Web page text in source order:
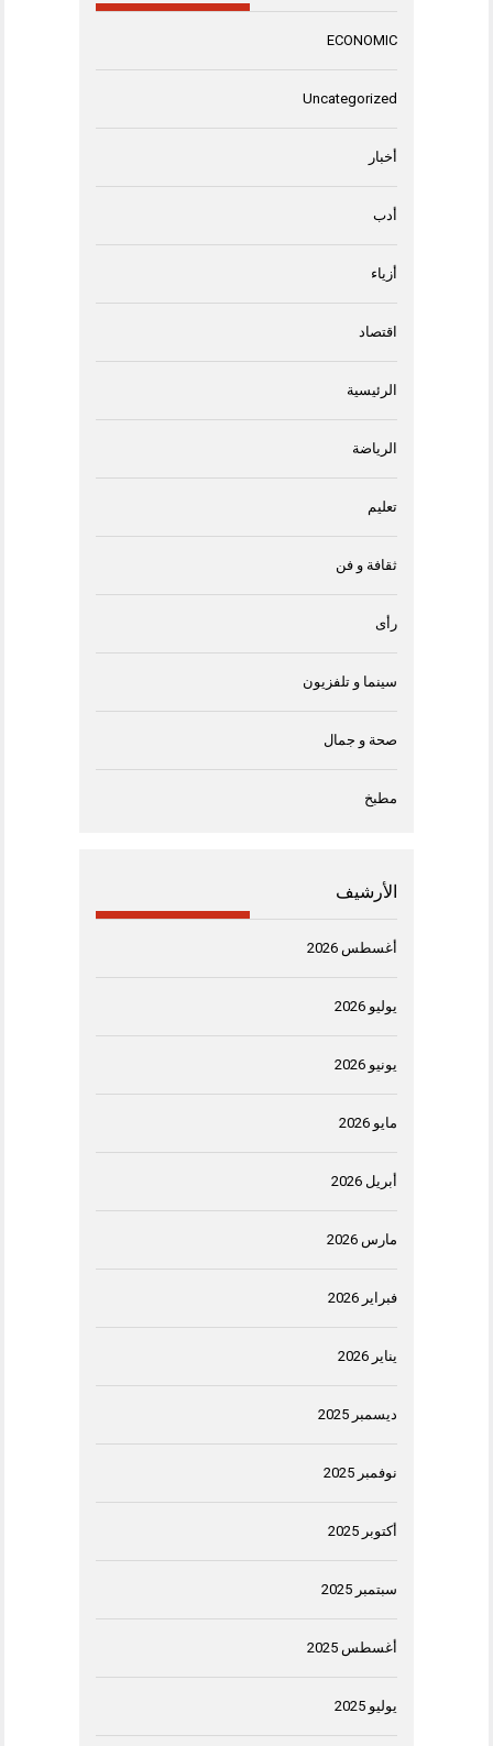
ECONOMIC
Uncategorized
أخبار
أدب
أزياء
اقتصاد
الرئيسية
الرياضة
تعليم
ثقافة و فن
رأى
سينما و تلفزيون
صحة و جمال
مطبخ
الأرشيف
أغسطس 2026
يوليو 2026
يونيو 2026
مايو 2026
أبريل 2026
مارس 2026
فبراير 2026
يناير 2026
ديسمبر 2025
نوفمبر 2025
أكتوبر 2025
سبتمبر 2025
أغسطس 2025
يوليو 2025